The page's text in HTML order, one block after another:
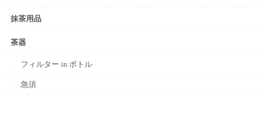
抹茶用品
茶器
フィルター in ボトル
急須